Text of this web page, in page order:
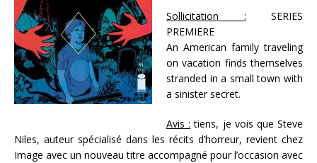
Sollicitation : SERIES
PREMIERE
An American family traveling
on vacation finds themselves
stranded in a small town with
a sinister secret.
Avis : tiens, je vois que Steve
Niles, auteur spécialisé dans les récits d’horreur, revient chez
Image avec un nouveau titre accompagné pour l’occasion avec